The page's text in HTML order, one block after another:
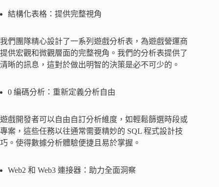
結構化表格：提供完整視角
我們團隊精心設計了一系列遊戲分析表，為遊戲營運商
提供宏觀和微觀層面的完整視角。我們的分析表提供了
清晰的訊息，這對於做出明智的決策是必不可少的。
0 編碼分析：重新定義分析自由
遊戲開發者可以自由自訂分析維度，如輕鬆篩選時段或
專案，這些任務以往通常需要精妙的 SQL 程式設計技
巧。使得數據分析體驗便捷且易於掌握。
Web2 和 Web3 連接器：助力全面洞察